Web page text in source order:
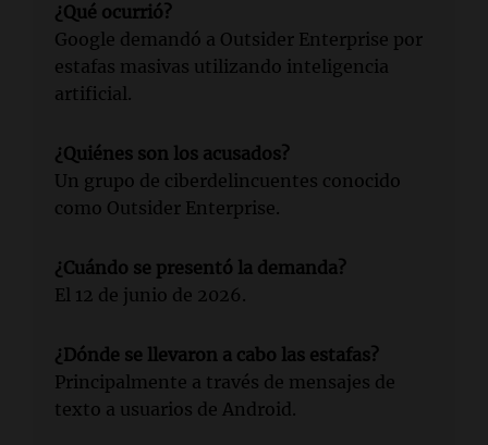
¿Qué ocurrió?
Google demandó a Outsider Enterprise por
estafas masivas utilizando inteligencia
artificial.
¿Quiénes son los acusados?
Un grupo de ciberdelincuentes conocido
como Outsider Enterprise.
¿Cuándo se presentó la demanda?
El 12 de junio de 2026.
¿Dónde se llevaron a cabo las estafas?
Principalmente a través de mensajes de
texto a usuarios de Android.